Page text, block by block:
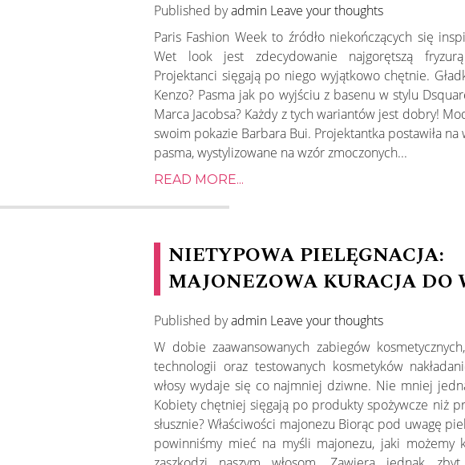
Published byadmin Leave your thoughts
Paris Fashion Week to źródło niekończących się
Wet look jest zdecydowanie najgorętszą
Projektanci sięgają po niego wyjątkowo chętnie.
Kenzo? Pasma jak po wyjściu z basenu w stylu
Marca Jacobsa? Każdy z tych wariantów jest dobry!
swoim pokazie Barbara Bui. Projektantka postawiła na
pasma, wystylizowane na wzór zmoczonych...
READ MORE...
NIETYPOWA PIELĘGNACJA:
MAJONEZOWA KURACJA DO
Published byadmin Leave your thoughts
W dobie zaawansowanych zabiegów
technologii oraz testowanych kosmetyków
włosy wydaje się co najmniej dziwne. Nie mniej
Kobiety chętniej sięgają po produkty spożywcze niż
słusznie? Właściwości majonezu Biorąc pod uwagę
powinniśmy mieć na myśli majonezu, jaki